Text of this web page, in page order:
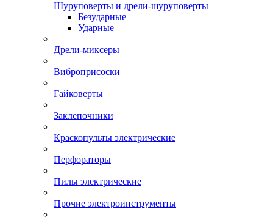
Шуруповерты и дрели-шуруповерты
Безударные
Ударные
Дрели-миксеры
Виброприсоски
Гайковерты
Заклепочники
Краскопульты электрические
Перфораторы
Пилы электрические
Прочие электроинструменты